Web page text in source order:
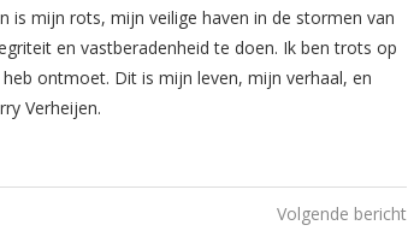
is mijn rots, mijn veilige haven in de stormen van
en vastberadenheid te doen. Ik ben trots op
ontmoet. Dit is mijn leven, mijn verhaal, en
Verheijen.
Volgende bericht